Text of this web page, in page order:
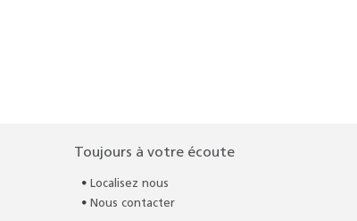
Toujours à votre écoute
Localisez nous
Nous contacter